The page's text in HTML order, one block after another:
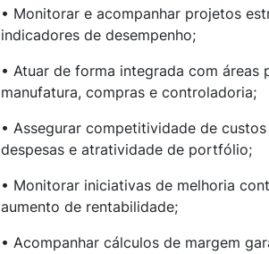
• Monitorar e acompanhar projetos
indicadores de desempenho;
• Atuar de forma integrada com áreas
manufatura, compras e controladoria;
• Assegurar competitividade de
despesas e atratividade de portfólio;
• Monitorar iniciativas de melhoria
aumento de rentabilidade;
• Acompanhar cálculos de margem